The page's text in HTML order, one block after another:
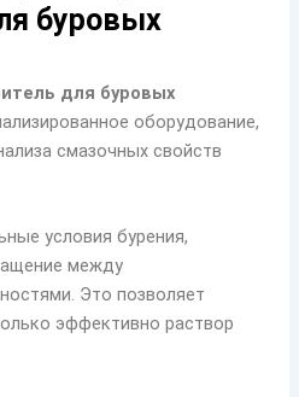
буровых
для буровых
оборудование,
смазочных свойств
условия бурения,
между
Это позволяет
эффективно раствор